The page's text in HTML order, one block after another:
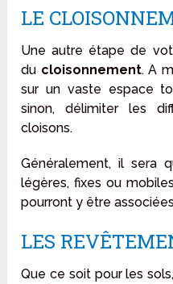
LE
Une autre étape de
du cloisonnement. A
sur un vaste espace
sinon, délimiter les
cloisons.
Généralement, il sera
légères, fixes ou
pourront y être
LES
Que ce soit pour les